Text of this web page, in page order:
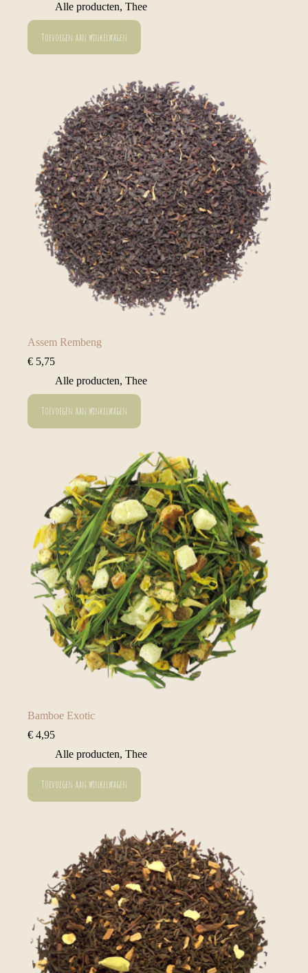
Alle producten, Thee
Toevoegen aan winkelwagen
Assem Rembeng
€ 5,75
Alle producten, Thee
Toevoegen aan winkelwagen
Bamboe Exotic
€ 4,95
Alle producten, Thee
Toevoegen aan winkelwagen